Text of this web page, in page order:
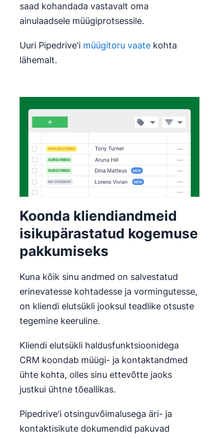
saad kohandada vastavalt oma
ainulaadsele müügiprotsessile.
Uuri Pipedrive'i müügitoru vaate kohta
lähemalt.
Koonda kliendiandmeid
isikupärastatud kogemuse
pakkumiseks
Kuna kõik sinu andmed on salvestatud
erinevatesse kohtadesse ja vormingutesse,
on kliendi elutsükli jooksul teadlike otsuste
tegemine keeruline.
Kliendi elutsükli haldusfunktsioonidega
CRM koondab müügi- ja kontaktandmed
ühte kohta, olles sinu ettevõtte jaoks
justkui ühtne tõeallikas.
Pipedrive'i otsinguvõimalusega äri- ja
kontaktisikute dokumendid pakuvad